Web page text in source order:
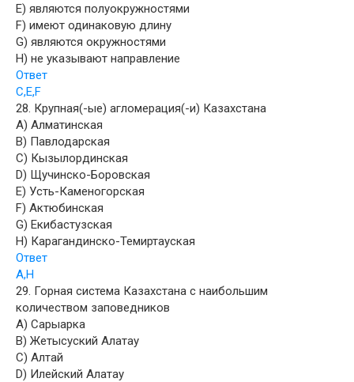
E) являются полуокружностями
F) имеют одинаковую длину
G) являются окружностями
H) не указывают направление
Ответ
C,E,F
28. Крупная(-ые) агломерация(-и) Казахстана
A) Алматинская
B) Павлодарская
C) Кызылординская
D) Щучинско-Боровская
E) Усть-Каменогорская
F) Актюбинская
G) Екибастузская
H) Карагандинско-Темиртауская
Ответ
A,H
29. Горная система Казахстана с наибольшим
количеством заповедников
A) Сарыарка
B) Жетысуский Алатау
C) Алтай
D) Илейский Алатау